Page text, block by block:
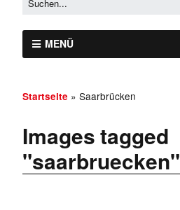
MENÜ
Startseite » Saarbrücken
Images tagged
"saarbruecken"